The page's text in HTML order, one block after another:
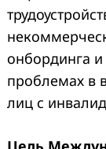
онбординга
проблемах в
лиц с